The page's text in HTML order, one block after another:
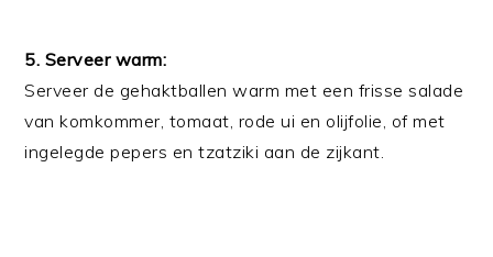
5. Serveer warm:
Serveer de gehaktballen warm met een frisse salade
van komkommer, tomaat, rode ui en olijfolie, of met
ingelegde pepers en tzatziki aan de zijkant.